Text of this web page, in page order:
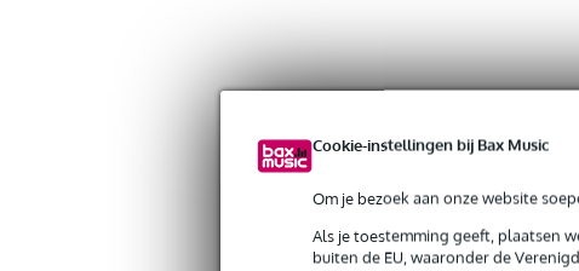
Cookie-instellingen bij Bax Music
Om je bezoek aan onze website
Als je toestemming geeft, plaatsen
buiten de EU, waaronder de
Gratis verzending vanaf € 99,-